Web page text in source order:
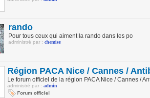
rando
Pour tous ceux qui aiment la rando dans les po
administré par : chemise
Région PACA Nice / Cannes /
Le forum officiel de la région PACA Nice / Cannes /
administré par : admin
Forum officiel